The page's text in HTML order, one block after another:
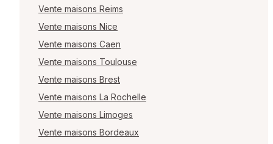
Vente maisons Reims
Vente maisons Nice
Vente maisons Caen
Vente maisons Toulouse
Vente maisons Brest
Vente maisons La Rochelle
Vente maisons Limoges
Vente maisons Bordeaux